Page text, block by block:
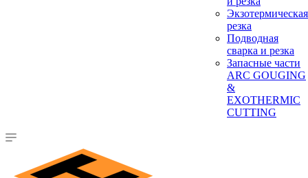
Экзотермическая
резка
Подводная
сварка и резка
Запасные части
ARC GOUGING
&
EXOTHERMIC
CUTTING